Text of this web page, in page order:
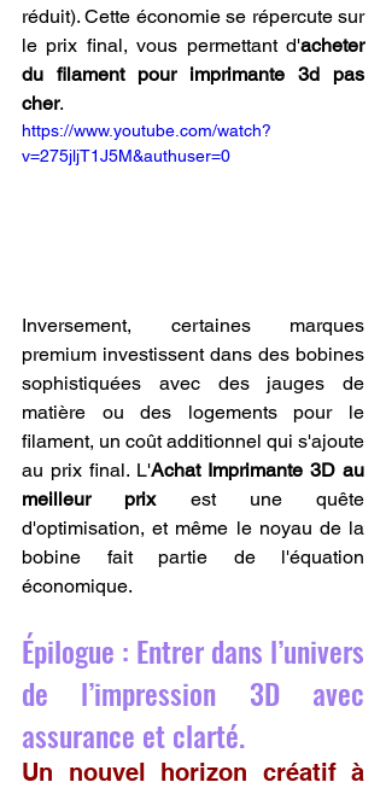
réduit). Cette économie se répercute sur
le prix final, vous permettant d'acheter
du filament pour imprimante 3d pas
cher.
https://www.youtube.com/watch?
v=275jljT1J5M&authuser=0
Inversement, certaines marques
premium investissent dans des bobines
sophistiquées avec des jauges de
matière ou des logements pour le
filament, un coût additionnel qui s'ajoute
au prix final. L'Achat Imprimante 3D au
meilleur prix est une quête
d'optimisation, et même le noyau de la
bobine fait partie de l'équation
économique.
Épilogue : Entrer dans l’univers
de l’impression 3D avec
assurance et clarté.
Un nouvel horizon créatif à